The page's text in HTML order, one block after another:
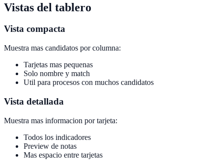
Vistas del tablero
Vista compacta
Muestra mas candidatos por columna:
Tarjetas mas pequenas
Solo nombre y match
Util para procesos con muchos candidatos
Vista detallada
Muestra mas informacion por tarjeta:
Todos los indicadores
Preview de notas
Mas espacio entre tarjetas